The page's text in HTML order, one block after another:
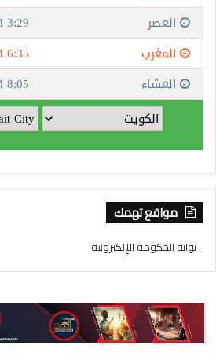
مواقع تهمك
- بوابة الحكومة الإلكترونية